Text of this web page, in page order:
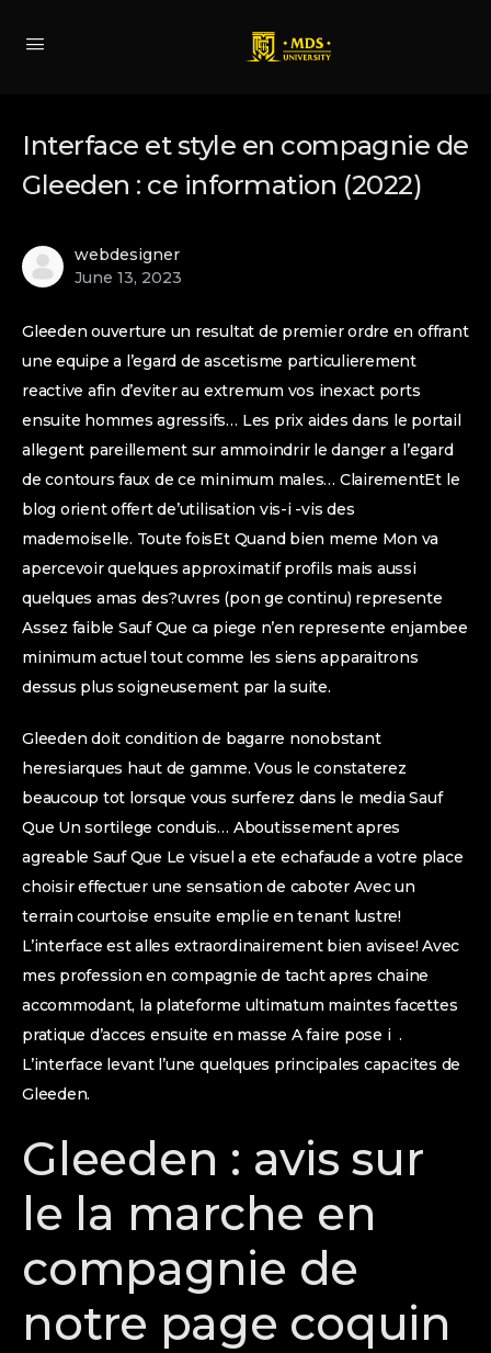
Interface et style en compagnie de
Gleeden : ce information (2022)
webdesigner
June 13, 2023
Gleeden ouverture un resultat de premier ordre en offrant
une equipe a l’egard de ascetisme particulierement
reactive afin d’eviter au extremum vos inexact ports
ensuite hommes agressifs… Les prix aides dans le portail
allegent pareillement sur ammoindrir le danger a l’egard
de contours faux de ce minimum males… ClairementEt le
blog orient offert de’utilisation vis-i -vis des
mademoiselle. Toute foisEt Quand bien meme Mon va
apercevoir quelques approximatif profils mais aussi
quelques amas des?uvres (pon ge continu) represente
Assez faible Sauf Que ca piege n’en represente enjambee
minimum actuel tout comme les siens apparaitrons
dessus plus soigneusement par la suite.
Gleeden doit condition de bagarre nonobstant
heresiarques haut de gamme. Vous le constaterez
beaucoup tot lorsque vous surferez dans le media Sauf
Que Un sortilege conduis… Aboutissement apres
agreable Sauf Que Le visuel a ete echafaude a votre place
choisir effectuer une sensation de caboter Avec un
terrain courtoise ensuite emplie en tenant lustre!
L’interface est alles extraordinairement bien avisee! Avec
mes profession en compagnie de tacht apres chaine
accommodant, la plateforme ultimatum maintes facettes
pratique d’acces ensuite en masse A faire pose i .
L’interface levant l’une quelques principales capacites de
Gleeden.
Gleeden : avis sur
le la marche en
compagnie de
notre page coquin